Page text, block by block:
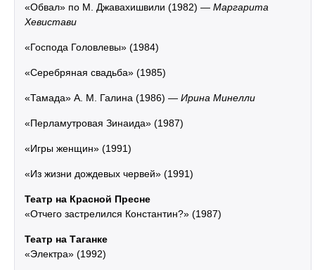
«Обвал» по М. Джавахишвили (1982) — Маргарита
Хевистави
«Господа Головлевы» (1984)
«Серебряная свадьба» (1985)
«Тамада» А. М. Галина (1986) — Ирина Минелли
«Перламутровая Зинаида» (1987)
«Игры женщин» (1991)
«Из жизни дождевых червей» (1991)
Театр на Красной Пресне
«Отчего застрелился Константин?» (1987)
Театр на Таганке
«Электра» (1992)